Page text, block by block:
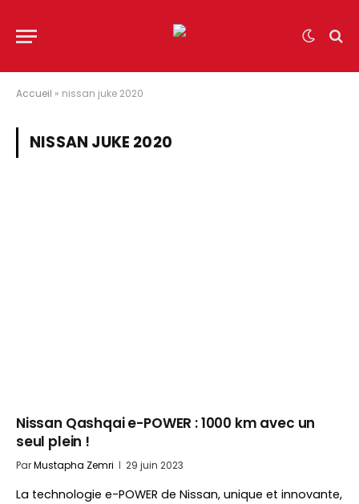
Accueil » nissan juke 2020
NISSAN JUKE 2020
Nissan Qashqai e-POWER : 1000 km avec un
seul plein !
ParMustapha Zemri 29 juin 2023
La technologie e-POWER de Nissan, unique et innovante,